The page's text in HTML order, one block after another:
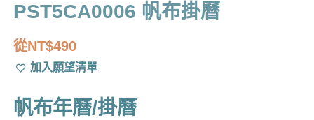
PST5CA0006 帆布掛曆
從NT$490
加入願望清單
帆布年曆/掛曆